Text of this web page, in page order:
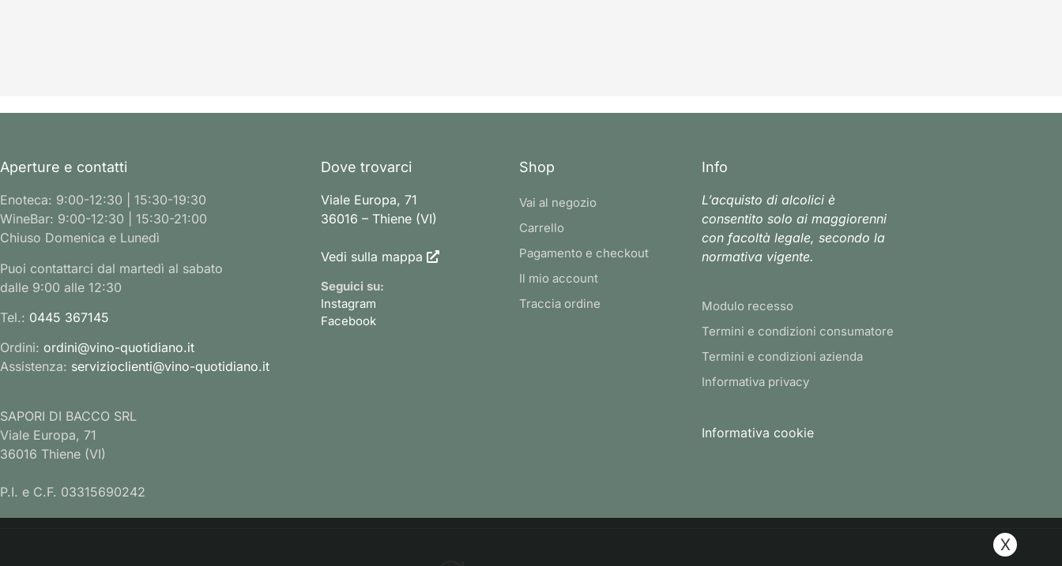
Aperture e contatti
Enoteca: 9:00-12:30 | 15:30-19:30
WineBar: 9:00-12:30 | 15:30-21:00
Chiuso Domenica e Lunedì
Puoi contattarci dal martedì al sabato
dalle 9:00 alle 12:30
Tel.: 0445 367145
Ordini: ordini@vino-quotidiano.it
Assistenza: servizioclienti@vino-quotidiano.it
SAPORI DI BACCO SRL
Viale Europa, 71
36016 Thiene (VI)
P.I. e C.F. 03315690242
Dove trovarci
Viale Europa, 71
36016 – Thiene (VI)
Vedi sulla mappa
Seguici su:
Instagram
Facebook
Shop
Vai al negozio
Carrello
Pagamento e checkout
Il mio account
Traccia ordine
Info
L’acquisto di alcolici è
consentito solo ai maggiorenni
con facoltà legale, secondo la
normativa vigente.
Modulo recesso
Termini e condizioni consumatore
Termini e condizioni azienda
Informativa privacy
Informativa cookie
X